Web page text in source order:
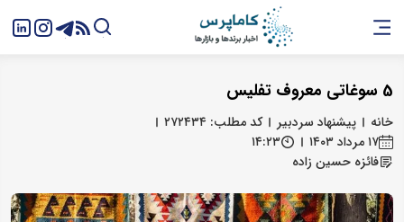
5 سوغاتی معروف تفلیس
خانه پیشنهاد سردبیر
کد مطلب: ۲۷۲۴۳۴
۱۷ مرداد ۱۴۰۳
۱۴:۲۳
فائزه حسین زاده